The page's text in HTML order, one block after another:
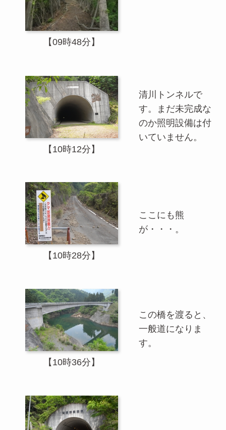
【09時48分】
【10時12分】
清川トンネルで
す。まだ未完成な
のか照明設備は付
いていません。
【10時28分】
ここにも熊
が・・・。
【10時36分】
この橋を渡ると、
一般道になりま
す。